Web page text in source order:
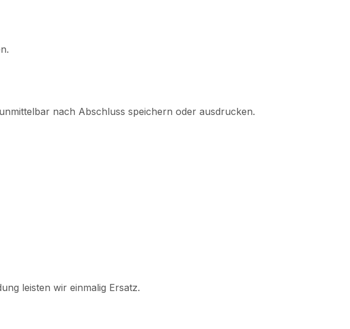
nach Abschluss speichern oder ausdrucken.
leisten wir einmalig Ersatz.